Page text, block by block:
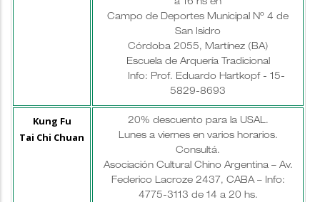
a 16 hs en
Campo de Deportes Municipal Nº 4 de
San Isidro
Córdoba 2055, Martínez (BA)
Escuela de Arquería Tradicional
Info: Prof. Eduardo Hartkopf - 15-
5829-8693
Kung Fu
Tai Chi Chuan
20% descuento para la USAL.
Lunes a viernes en varios horarios.
Consultá.
Asociación Cultural Chino Argentina – Av.
Federico Lacroze 2437, CABA – Info:
4775-3113 de 14 a 20 hs.